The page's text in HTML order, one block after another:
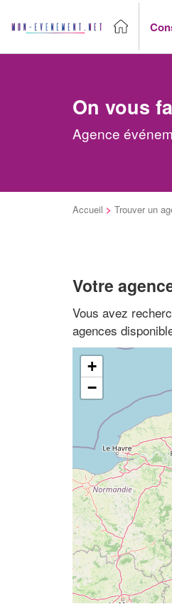
On vous
Agence
Accueil > Trouver un
Votre
Vous avez
agences
+
−